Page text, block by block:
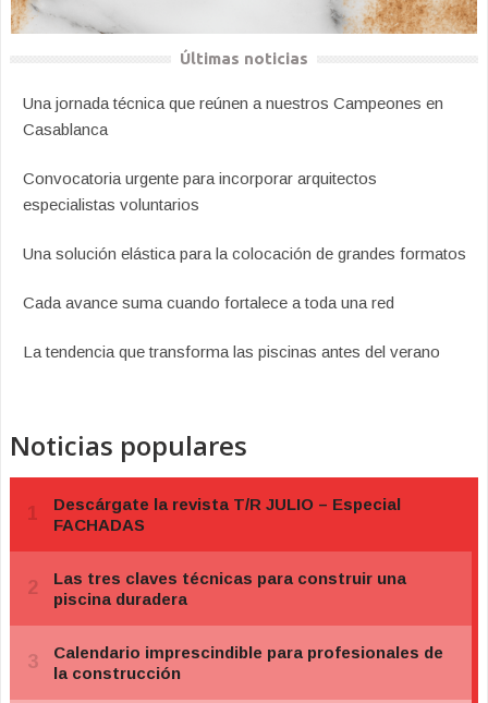
Últimas noticias
Una jornada técnica que reúnen a nuestros Campeones en
Casablanca
Convocatoria urgente para incorporar arquitectos
especialistas voluntarios
Una solución elástica para la colocación de grandes formatos
Cada avance suma cuando fortalece a toda una red
La tendencia que transforma las piscinas antes del verano
Noticias populares